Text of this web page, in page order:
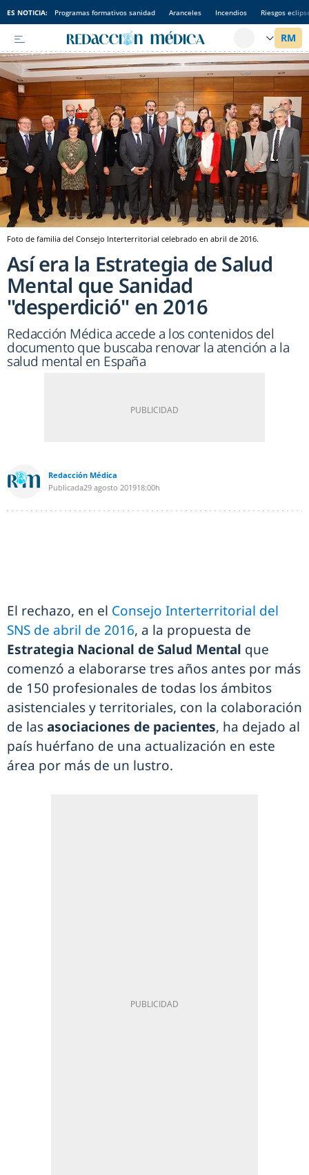
ES NOTICIA: Programas formativos sanidad Aranceles Incendios Riesgos
Foto de familia del Consejo Interterritorial celebrado en abril de 2016.
Así era la Estrategia de Salud
Mental que Sanidad
"desperdició" en 2016
Redacción Médica accede a los contenidos del
documento que buscaba renovar la atención a la
salud mental en España
Redacción Médica
Publicada29 agosto 201918:00h
El rechazo, en el Consejo Interterritorial del
SNS de abril de 2016, a la propuesta de
Estrategia Nacional de Salud Mental que
comenzó a elaborarse tres años antes por más
de 150 profesionales de todas los ámbitos
asistenciales y territoriales, con la colaboración
de lasasociaciones de pacientes, ha dejado al
país huérfano de una actualización en este
área por más de un lustro.